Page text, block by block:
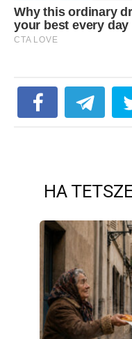
HA